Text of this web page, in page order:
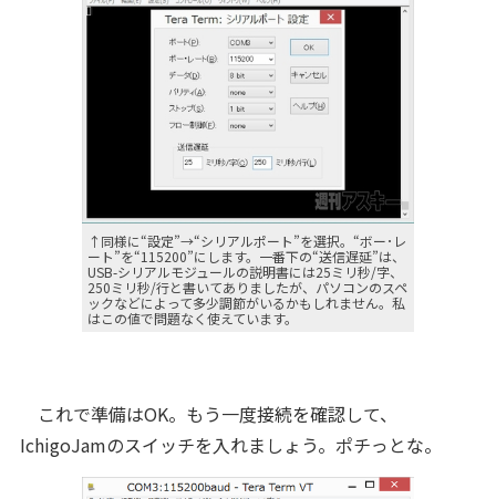
↑同様に“設定”→“シリアルポート”を選択。“ボー･レ
ート”を“115200”にします。一番下の“送信遅延”は、
USB-シリアルモジュールの説明書には25ミリ秒/字、
250ミリ秒/行と書いてありましたが、パソコンのスペ
ックなどによって多少調節がいるかもしれません。私
はこの値で問題なく使えています。
これで準備はOK。もう一度接続を確認して、
IchigoJamのスイッチを入れましょう。ポチっとな。